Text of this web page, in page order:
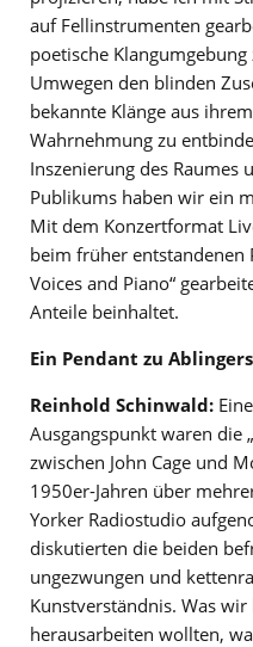
auf Fellinstrumenten
poetische
Umwegen den blinden
bekannte Klänge aus
Wahrnehmung zu
Inszenierung des Raumes
Publikums haben wir ein
Mit dem Konzertformat
beim früher entstandenen
Voices and Piano“
Anteile beinhaltet.
Ein Pendant zu
Reinhold Schinwald:
Ausgangspunkt waren die
zwischen John Cage und
1950er-Jahren über
Yorker Radiostudio
diskutierten die beiden
ungezwungen und
Kunstverständnis. Was
herausarbeiten wollten,